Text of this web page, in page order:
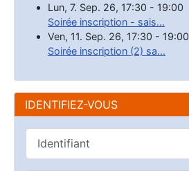
Lun, 7. Sep. 26, 17:30 - 19:00
Soirée inscription - sais...
Ven, 11. Sep. 26, 17:30 - 19:00
Soirée inscription (2) sa...
IDENTIFIEZ-VOUS